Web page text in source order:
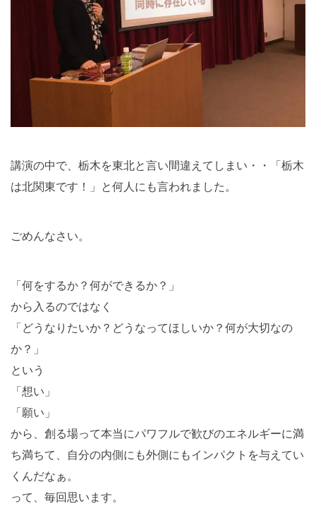
講演の中で、栃木を東北と言い間違えてしまい・・「栃木
は北関東です！」と何人にも言われました。
ごめんなさい。
「何をするか？何ができるか？」
から入るのではなく
「どうなりたいか？どうなってほしいか？何が大切なの
か？」
という
「想い」
「願い」
から、創る場って本当にパワフルで歓びのエネルギーに満
ち満ちて、自分の内側にも外側にもインパクトを与えてい
くんだなぁ。
って、毎回思います。